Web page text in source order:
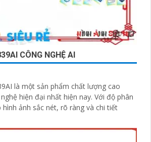
CÔNG NGHỆ AI
là một sản phẩm chất lượng cao
đại nhất hiện nay. Với độ phân
hình ảnh sắc nét, rõ ràng và chi tiết